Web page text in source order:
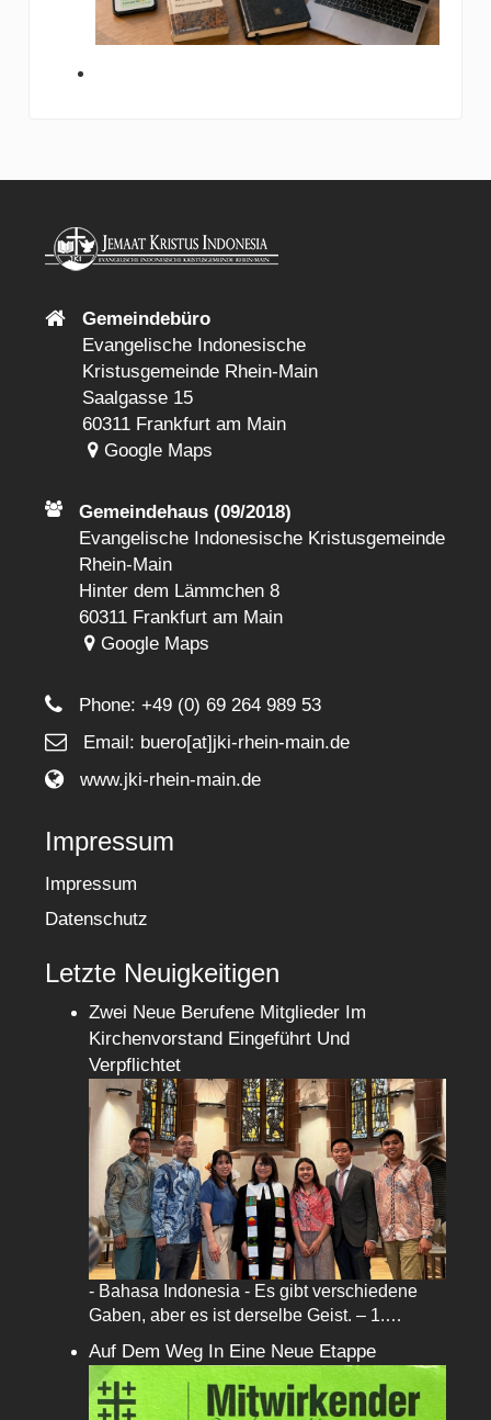
Gemeindebüro
Evangelische Indonesische
Kristusgemeinde Rhein-Main
Saalgasse 15
60311 Frankfurt am Main
Google Maps
Gemeindehaus (09/2018)
Evangelische Indonesische Kristusgemeinde
Rhein-Main
Hinter dem Lämmchen 8
60311 Frankfurt am Main
Google Maps
Phone:+49 (0) 69 264 989 53
Email: buero[at]jki-rhein-main.de
www.jki-rhein-main.de
Impressum
Impressum
Datenschutz
Letzte Neuigkeitigen
Zwei Neue Berufene Mitglieder Im
Kirchenvorstand Eingeführt Und
Verpflichtet
- Bahasa Indonesia - Es gibt verschiedene
Gaben, aber es ist derselbe Geist. – 1.…
Auf Dem Weg In Eine Neue Etappe